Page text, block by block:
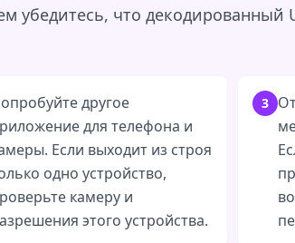
убедитесь, что декодированный
другое
для телефона и
Если выходит из строя
одно устройство,
камеру и
этого устройства.
3